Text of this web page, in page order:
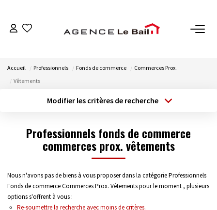
LOCATIONS
GESTION
Espace Propriétaire
Espace Locataire
Accueil Professionnels Fonds de commerce
Commerces Prox.
Vêtements
Modifier les critères de recherche
Sélectionnez...
Type de bien
Surface min
Créer une alerte
Professionnels fonds de commerce
commerces prox. vêtements
Nous n'avons pas de biens à vous proposer dans la catégorie Professionnels
Fonds de commerce Commerces Prox. Vêtements pour le moment , plusieurs
options s'offrent à vous :
Re-soumettre la recherche avec moins de critères.